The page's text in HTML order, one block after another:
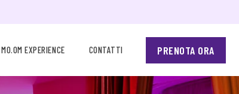
MO.OM EXPERIENCE CONTATTI PRENOTA ORA